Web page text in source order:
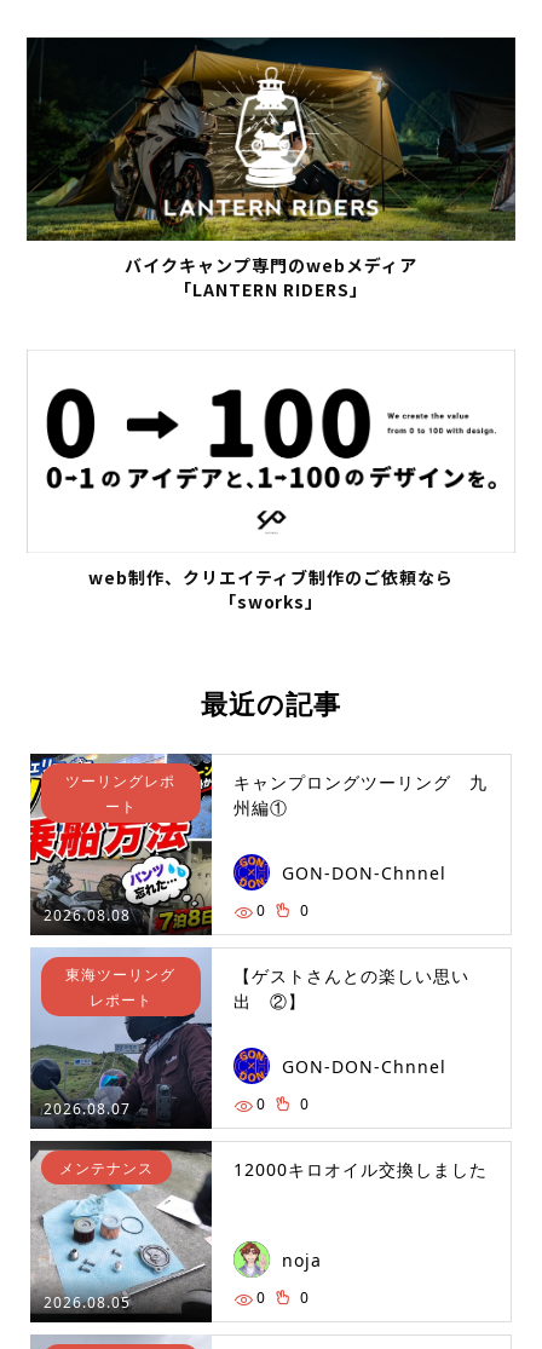
バイクキャンプ専門のwebメディア
「LANTERN RIDERS」
web制作、クリエイティブ制作のご依頼なら
「sworks」
最近の記事
2026.08.08
ツーリングレポ
ート
キャンプロングツーリング 九
州編①
GON-DON-Chnnel
0 0
2026.08.07
東海ツーリング
レポート
【ゲストさんとの楽しい思い
出 ②】
GON-DON-Chnnel
0 0
2026.08.05
メンテナンス 12000キロオイル交換しました
noja
0 0